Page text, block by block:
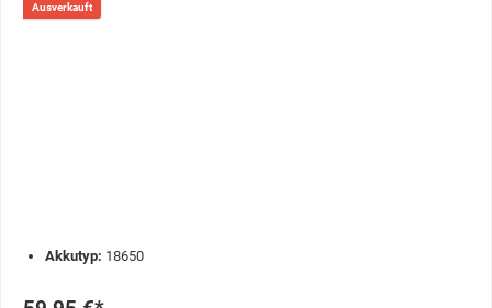
Ausverkauft
Akkutyp: 18650